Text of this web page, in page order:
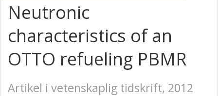
Neutronic
characteristics of an
OTTO refueling PBMR
Artikel i vetenskaplig tidskrift, 2012